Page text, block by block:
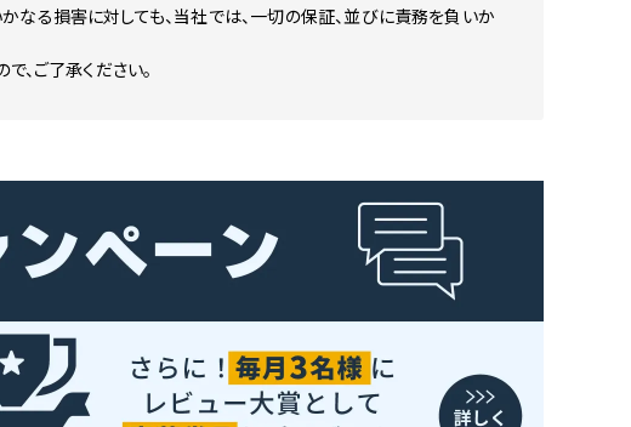
なる損害に対しても、当社では、一切の保証、並びに責務を負いか
、ご了承ください。